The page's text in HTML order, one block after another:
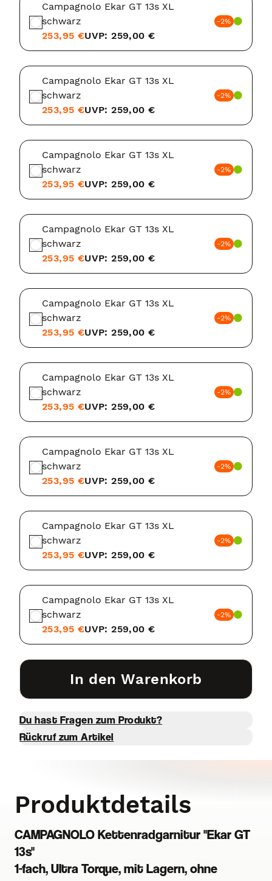
Campagnolo Ekar GT 13s XL
schwarz
253,95 €UVP: 259,00 €
-2%
Campagnolo Ekar GT 13s XL
schwarz
253,95 €UVP: 259,00 €
-2%
Campagnolo Ekar GT 13s XL
schwarz
253,95 €UVP: 259,00 €
-2%
Campagnolo Ekar GT 13s XL
schwarz
253,95 €UVP: 259,00 €
-2%
Campagnolo Ekar GT 13s XL
schwarz
253,95 €UVP: 259,00 €
-2%
Campagnolo Ekar GT 13s XL
schwarz
253,95 €UVP: 259,00 €
-2%
Campagnolo Ekar GT 13s XL
schwarz
253,95 €UVP: 259,00 €
-2%
Campagnolo Ekar GT 13s XL
schwarz
253,95 €UVP: 259,00 €
-2%
Campagnolo Ekar GT 13s XL
schwarz
253,95 €UVP: 259,00 €
-2%
In den Warenkorb
Du hast Fragen zum Produkt?
Rückruf zum Artikel
Produktdetails
CAMPAGNOLO Kettenradgarnitur "Ekar GT
13s"
1-fach, Ultra Torque, mit Lagern, ohne